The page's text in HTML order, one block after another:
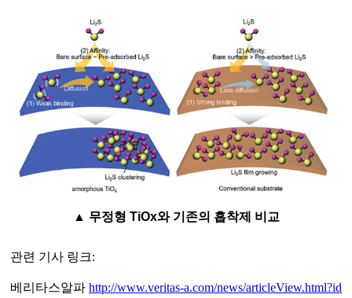
▲ 무정형 TiOx와 기존의 흡착제 비교
관련 기사 링크:
베리타스알파 http://www.veritas-a.com/news/articleView.html?id